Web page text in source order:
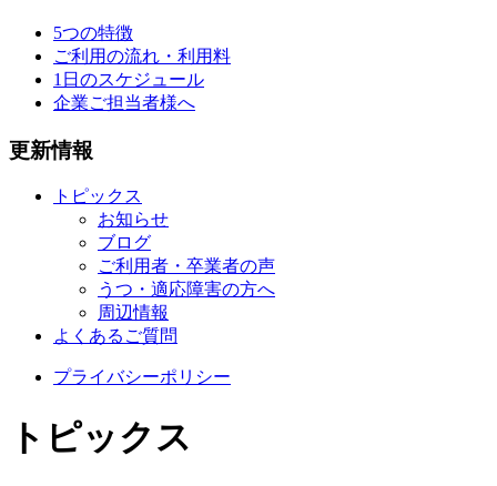
5つの特徴
ご利用の流れ・利用料
1日のスケジュール
企業ご担当者様へ
更新情報
トピックス
お知らせ
ブログ
ご利用者・卒業者の声
うつ・適応障害の方へ
周辺情報
よくあるご質問
プライバシーポリシー
トピックス